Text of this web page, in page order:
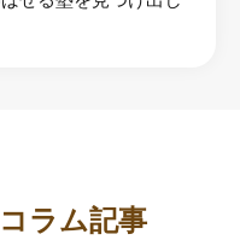
ラム記事